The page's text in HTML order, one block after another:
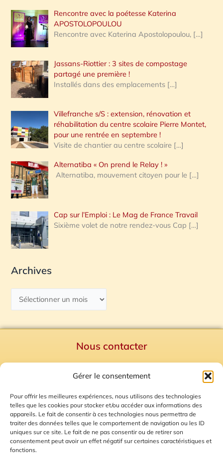
Gérer le consentement
Pour offrir les meilleures expériences, nous utilisons des technologies
telles que les cookies pour stocker et/ou accéder aux informations des
appareils. Le fait de consentir à ces technologies nous permettra de
traiter des données telles que le comportement de navigation ou les ID
uniques sur ce site. Le fait de ne pas consentir ou de retirer son
consentement peut avoir un effet négatif sur certaines caractéristiques et
fonctions.
Rencontre avec la poétesse Katerina
APOSTOLOPOULOU
Rencontre avec Katerina Apostolopoulou, […]
Jassans-Riottier : 3 sites de compostage
partagé une première !
Installés dans des emplacements […]
Villefranche s/S : extension, rénovation et
réhabilitation du centre scolaire Pierre Montet,
pour une rentrée en septembre !
Visite de chantier au centre scolaire […]
Alternatiba « On prend le Relay ! »
Alternatiba, mouvement citoyen pour le […]
Cap sur l’Emploi : Le Mag de France Travail
Sixième volet de notre rendez-vous Cap […]
Archives
Nous contacter
Mentions Légales
Plan du site
Gestion des Cookies